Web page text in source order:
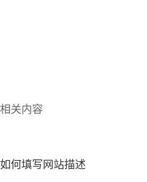
相关内容
如何填写网站描述